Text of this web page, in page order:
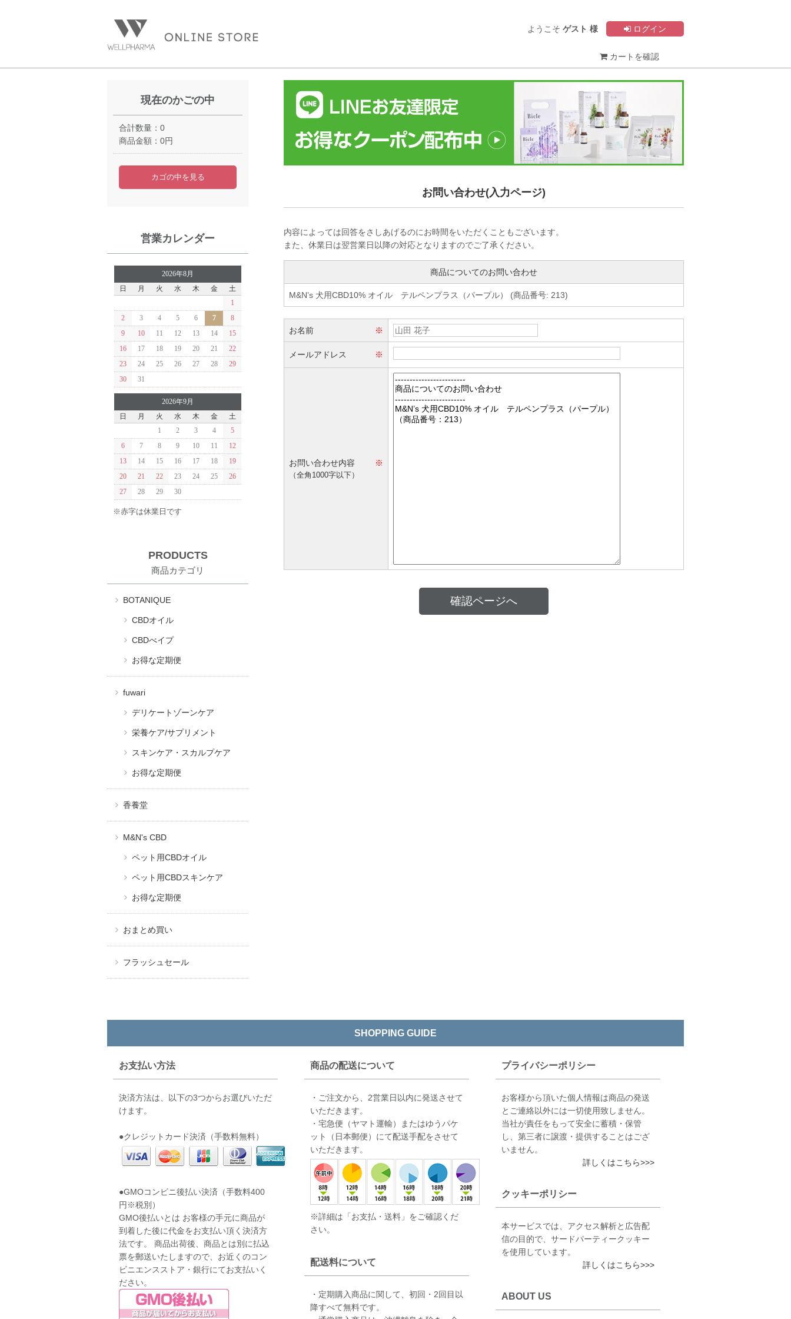
ようこそ ゲスト 様 ログイン
カートを確認
現在のかごの中
合計数量： 0
商品金額： 0円
カゴの中を見る
営業カレンダー
2026年8月
日
月 火 水 木 金
土
1
2
3 4 5 6 7
8
9
10 11 12 13 14
15
16
17 18 19 20 21
22
23
24 25 26 27 28
29
30
31
2026年9月
日
月 火 水 木 金
土
1
2 3 4
5
6
7 8 9 10 11
12
13
14 15 16 17 18
19
20
21 22 23 24 25
26
27
28 29 30
※赤字は休業日です
PRODUCTS
商品カテゴリ
BOTANIQUE
CBDオイル
CBDべイプ
お得な定期便
fuwari
デリケートゾーンケア
栄養ケア/サプリメント
スキンケア・スカルプケア
お得な定期便
香養堂
M&N's CBD
ペット用CBDオイル
ペット用CBDスキンケア
お得な定期便
おまとめ買い
フラッシュセール
お問い合わせ(入力ページ)
内容によっては回答をさしあげるのにお時間をいただくこともございます。
また、休業日は翌営業日以降の対応となりますのでご了承ください。
商品についてのお問い合わせ
M&N’s 犬用CBD10% オイル テルペンプラス（パープル） (商品番号: 213)
お名前 ※
メールアドレス ※
お問い合わせ内容 ※
（全角1000字以下）
SHOPPING GUIDE
お支払い方法
決済方法は、以下の3つからお選びいただ
けます。
●クレジットカード決済（手数料無料）
●GMOコンビニ後払い決済（手数料400
円※税別）
GMO後払いとは お客様の手元に商品が
到着した後に代金をお支払い頂く決済方
法です。 商品出荷後、商品とは別に払込
票を郵送いたしますので、お近くのコン
ビニエンスストア・銀行にてお支払いく
ださい。
商品の配送について
・ご注文から、2営業日以内に発送させて
いただきます。
・宅急便（ヤマト運輸）またはゆうパケ
ット（日本郵便）にて配送手配をさせて
いただきます。
※詳細は「お支払・送料」をご確認くだ
さい。
配送料について
・定期購入商品に関して、初回・2回目以
降すべて無料です。
プライバシーポリシー
お客様から頂いた個人情報は商品の発送
とご連絡以外には一切使用致しません。
当社が責任をもって安全に蓄積・保管
し、第三者に譲渡・提供することはござ
いません。
詳しくはこちら>>>
クッキーポリシー
本サービスでは、アクセス解析と広告配
信の目的で、サードパーティークッキー
を使用しています。
詳しくはこちら>>>
ABOUT US